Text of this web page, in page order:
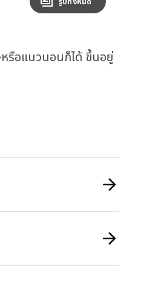
หรือแนวนอนก็ได้ ขึ้นอยู่